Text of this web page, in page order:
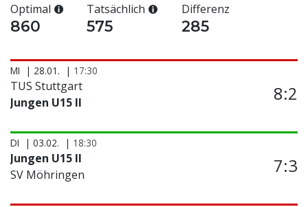
Optimal
860
Tatsächlich
575
Differenz
285
MI 28.01. 17:30
TUS Stuttgart
Jungen U15 II
8:2
DI 03.02. 18:30
Jungen U15 II
SV Möhringen
7:3